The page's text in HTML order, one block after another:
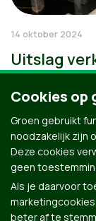
14 oktober 2024
Uitslag
Cookies op
Groen gebruikt
noodzakelijk zijn
Deze cookies
geen
Als je daarvoor
beter af te